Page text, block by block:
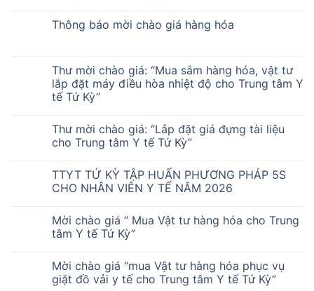
Thông báo mời chào giá hàng hóa
Thư mời chào giá: “Mua sắm hàng hóa, vật tư
lắp đặt máy điều hòa nhiệt độ cho Trung tâm Y
tế Tứ Kỳ”
Thư mời chào giá: “Lắp đặt giá đựng tài liệu
cho Trung tâm Y tế Tứ Kỳ”
TTYT TỨ KỲ TẬP HUẤN PHƯƠNG PHÁP 5S
CHO NHÂN VIÊN Y TẾ NĂM 2026
Mời chào giá ” Mua Vật tư hàng hóa cho Trung
tâm Y tế Tứ Kỳ”
Mời chào giá “mua Vật tư hàng hóa phục vụ
giặt đồ vải y tế cho Trung tâm Y tế Tứ Kỳ”